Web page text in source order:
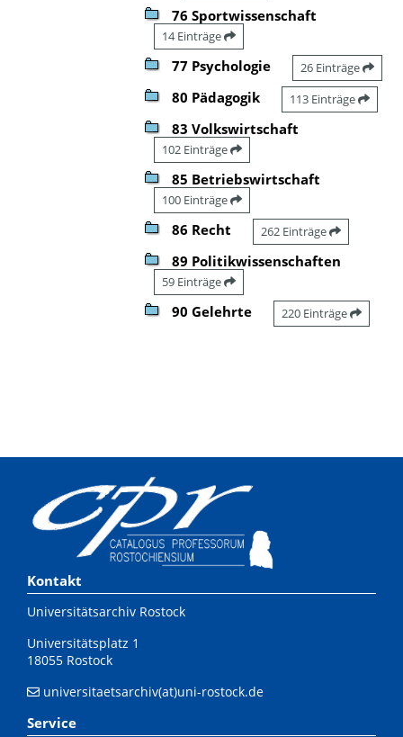
76 Sportwissenschaft
14 Einträge
77 Psychologie 26 Einträge
80 Pädagogik 113 Einträge
83 Volkswirtschaft
102 Einträge
85 Betriebswirtschaft
100 Einträge
86 Recht 262 Einträge
89 Politikwissenschaften
59 Einträge
90 Gelehrte 220 Einträge
Kontakt
Universitätsarchiv Rostock
Universitätsplatz 1
18055 Rostock
universitaetsarchiv(at)uni-rostock.de
Service